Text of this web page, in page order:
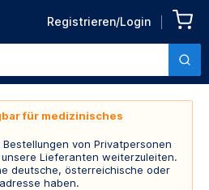
Registrieren/Login
für medizinisches
von Privatpersonen
Lieferanten weiterzuleiten.
deutsche, österreichische oder
haben.